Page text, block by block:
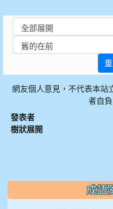
網友個人意見，不代表本站
者自
發表者
樹狀展開
::: 成語